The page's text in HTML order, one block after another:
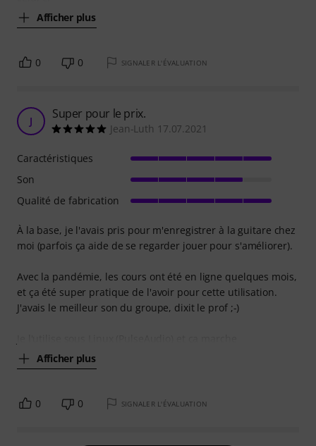
Afficher plus
0 0 SIGNALER L'ÉVALUATION
J Super pour le prix.
Jean-Luth 17.07.2021
À la base, je l'avais pris pour m'enregistrer à la guitare chez
moi (parfois ça aide de se regarder jouer pour s'améliorer).
Avec la pandémie, les cours ont été en ligne quelques mois,
et ça été super pratique de l'avoir pour cette utilisation.
J'avais le meilleur son du groupe, dixit le prof ;-)
Afficher plus
Caractéristiques
Son
Qualité de fabrication
0 0 SIGNALER L'ÉVALUATION